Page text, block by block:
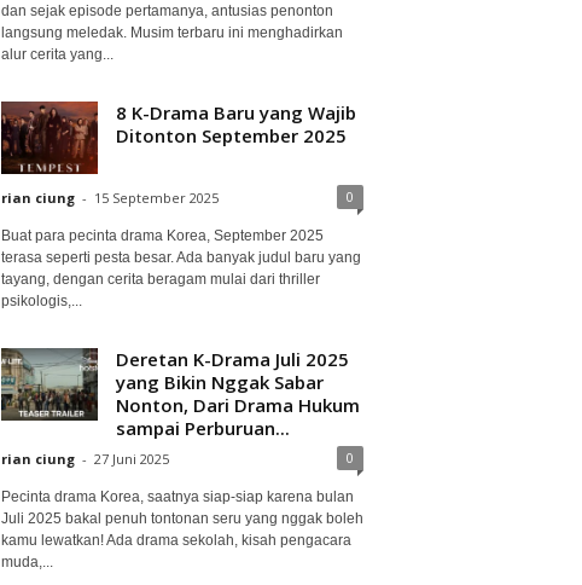
dan sejak episode pertamanya, antusias penonton
langsung meledak. Musim terbaru ini menghadirkan
alur cerita yang...
8 K-Drama Baru yang Wajib
Ditonton September 2025
rian ciung - 15 September 2025 0
Buat para pecinta drama Korea, September 2025
terasa seperti pesta besar. Ada banyak judul baru yang
tayang, dengan cerita beragam mulai dari thriller
psikologis,...
Deretan K-Drama Juli 2025
yang Bikin Nggak Sabar
Nonton, Dari Drama Hukum
sampai Perburuan...
rian ciung - 27 Juni 2025 0
Pecinta drama Korea, saatnya siap-siap karena bulan
Juli 2025 bakal penuh tontonan seru yang nggak boleh
kamu lewatkan! Ada drama sekolah, kisah pengacara
muda,...